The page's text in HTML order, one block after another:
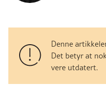
Denne
Det betyr at
vere utdatert.